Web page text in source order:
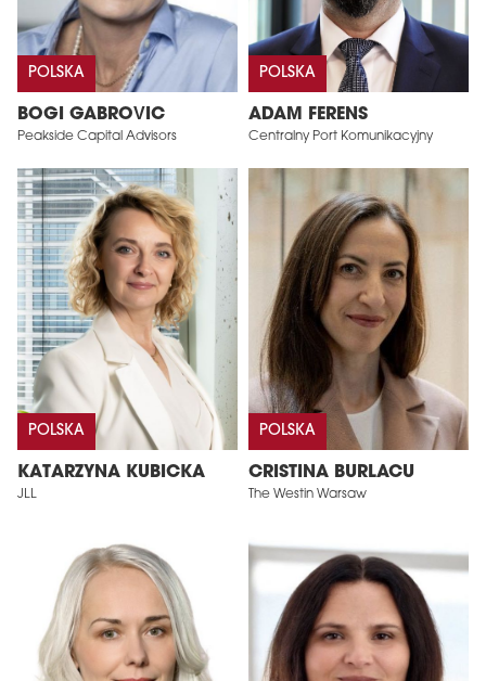
POLSKA
BOGI GABROVIC
Peakside Capital Advisors
POLSKA
ADAM FERENS
Centralny Port Komunikacyjny
POLSKA
KATARZYNA KUBICKA
JLL
POLSKA
CRISTINA BURLACU
The Westin Warsaw